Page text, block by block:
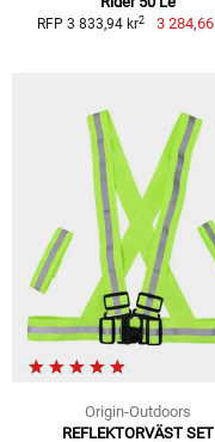
RFP 3 833,94 kr2 3
Origin-Outdoors
REFLEKTORVÄST SET